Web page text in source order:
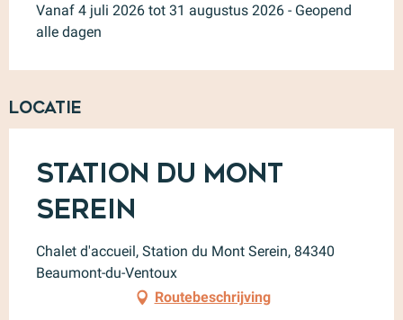
Vanaf 4 juli 2026 tot 31 augustus 2026 - Geopend
alle dagen
Locatie
Station du Mont
Serein
Chalet d'accueil, Station du Mont Serein, 84340
Beaumont-du-Ventoux
Routebeschrijving